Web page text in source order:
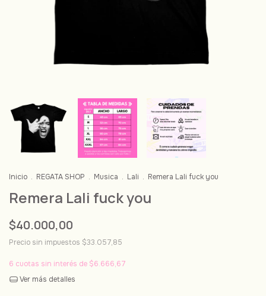
Inicio . REGATA SHOP . Musica . Lali . Remera Lali fuck you
Remera Lali fuck you
$40.000,00
Precio sin impuestos $33.057,85
6 cuotas sin interés de $6.666,67
Ver más detalles